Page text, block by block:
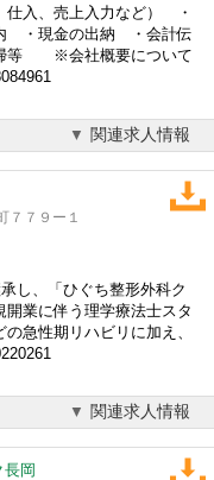
仕入、売上入力など） ・
・現金の出納 ・会計伝
掃等 ※会社概要について
関連求人情報
７７９ー１
し、「ひぐち整形外科ク
開業に伴う理学療法士スタ
急性期リハビリに加え、
関連求人情報
岡